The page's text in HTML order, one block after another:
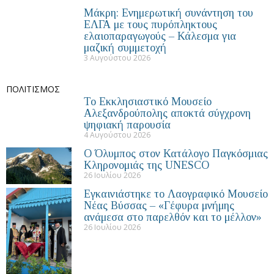
Μάκρη: Ενημερωτική συνάντηση του
ΕΛΓΑ με τους πυρόπληκτους
ελαιοπαραγωγούς – Κάλεσμα για
μαζική συμμετοχή
3 Αυγούστου 2026
ΠΟΛΙΤΙΣΜΟΣ
Το Εκκλησιαστικό Μουσείο
Αλεξανδρούπολης αποκτά σύγχρονη
ψηφιακή παρουσία
4 Αυγούστου 2026
Ο Όλυμπος στον Κατάλογο Παγκόσμιας
Κληρονομιάς της UNESCO
26 Ιουλίου 2026
Εγκαινιάστηκε το Λαογραφικό Μουσείο
Νέας Βύσσας – «Γέφυρα μνήμης
ανάμεσα στο παρελθόν και το μέλλον»
26 Ιουλίου 2026